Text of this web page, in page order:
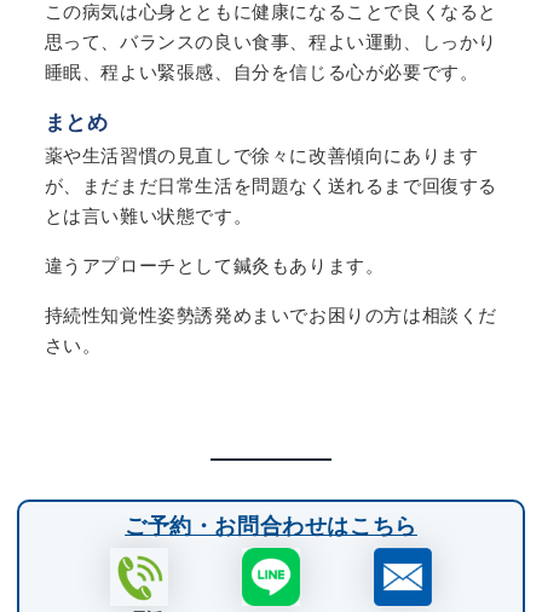
この病気は心身とともに健康になることで良くなると
思って、バランスの良い食事、程よい運動、しっかり
睡眠、程よい緊張感、自分を信じる心が必要です。
まとめ
薬や生活習慣の見直しで徐々に改善傾向にあります
が、まだまだ日常生活を問題なく送れるまで回復する
とは言い難い状態です。
違うアプローチとして鍼灸もあります。
持続性知覚性姿勢誘発めまいでお困りの方は相談くだ
さい。
ご予約・お問合わせはこちら